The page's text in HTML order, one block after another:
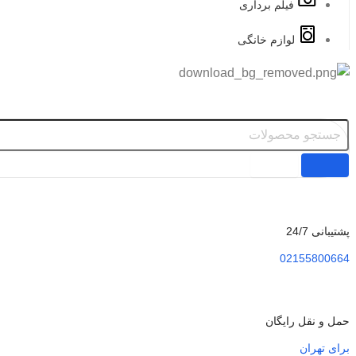
فیلم برداری
لوازم خانگی
پشتیبانی 24/7
02155800664
حمل و نقل رایگان
برای تهران